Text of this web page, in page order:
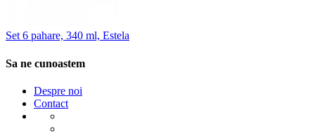
Set 6 pahare, 340 ml, Estela
Sa ne cunoastem
Despre noi
Contact